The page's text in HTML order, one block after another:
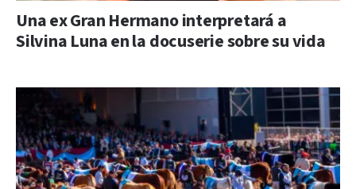
Una ex Gran Hermano interpretará a
Silvina Luna en la docuserie sobre su vida